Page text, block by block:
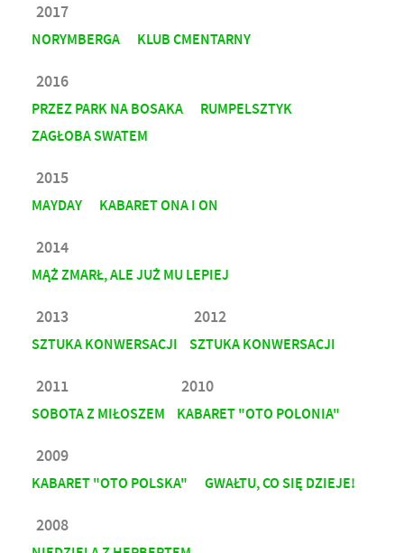
2017
NORYMBERGA KLUB CMENTARNY
2016
PRZEZ PARK NA BOSAKA
RUMPELSZTYK
ZAGŁOBA SWATEM
2015
MAYDAY KABARET ONA I ON
2014
MĄŻ ZMARŁ, ALE JUŻ MU LEPIEJ
2013
SZTUKA KONWERSACJI
2012
SZTUKA KONWERSACJI
2011
SOBOTA Z MIŁOSZEM
2010
KABARET "OTO POLONIA"
2009
KABARET "OTO POLSKA" GWAŁTU, CO SIĘ DZIEJE!
2008